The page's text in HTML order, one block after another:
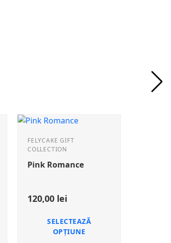
FELYCAKE GIFT
COLLECTION
Pink Romance
120,00 lei
SELECTEAZĂ
OPȚIUNE